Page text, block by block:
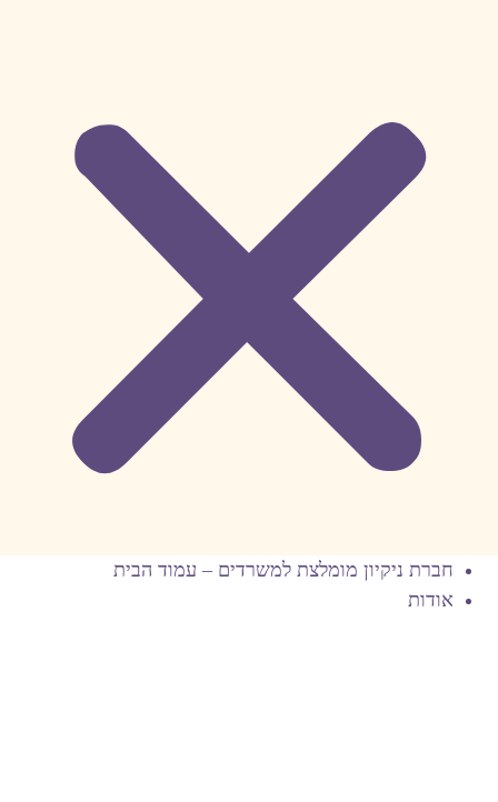
חברת ניקיון מומלצת למשרדים – עמוד הבית
אודות